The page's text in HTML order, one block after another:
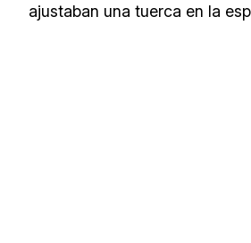
ajustaban una tuerca en la